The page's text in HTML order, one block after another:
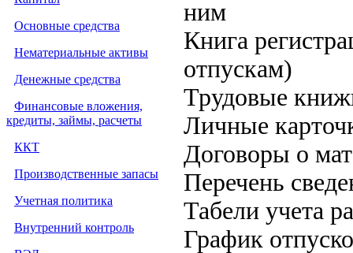
Основные средства
Нематериальные активы
Денежные средства
Финансовые вложения,
кредиты, займы, расчеты
ККТ
Производственные запасы
Учетная политика
Внутренний контроль
ним
Книга
отпускам)
Трудовые
Личные
Договоры о
Перечень
Табели учета
График